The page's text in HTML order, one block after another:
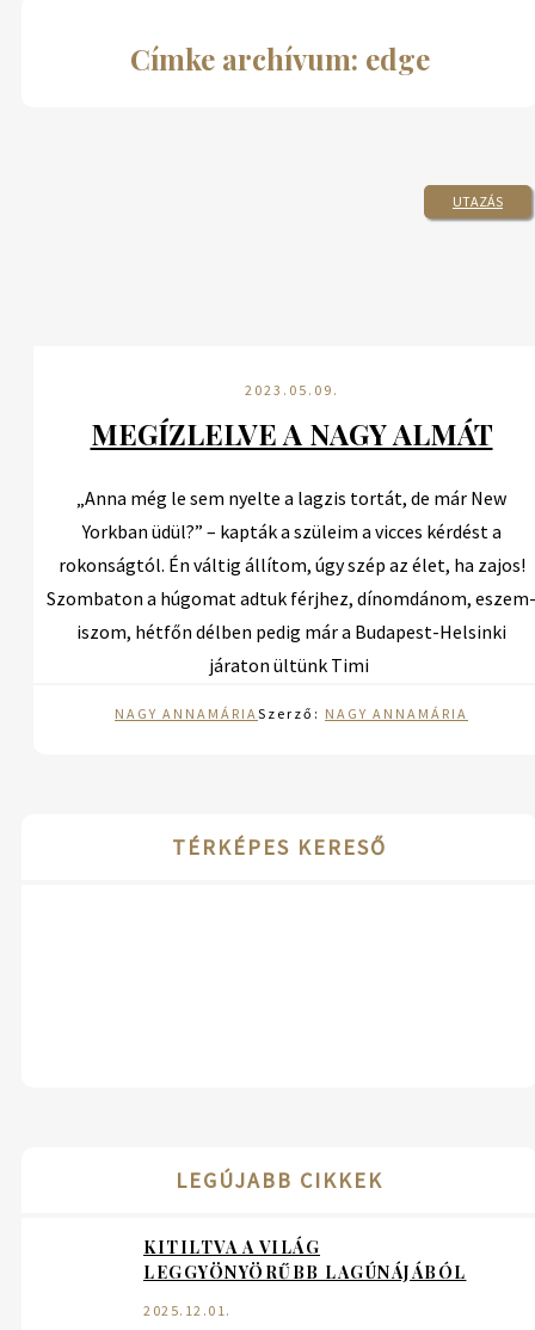
Címke archívum: edge
UTAZÁS
2023.05.09.
MEGÍZLELVE A NAGY ALMÁT
„Anna még le sem nyelte a lagzis tortát, de már New
Yorkban üdül?” – kapták a szüleim a vicces kérdést a
rokonságtól. Én váltig állítom, úgy szép az élet, ha zajos!
Szombaton a húgomat adtuk férjhez, dínomdánom, eszem-
iszom, hétfőn délben pedig már a Budapest-Helsinki
járaton ültünk Timi
NAGY ANNAMÁRIASzerző: NAGY ANNAMÁRIA
TÉRKÉPES KERESŐ
LEGÚJABB CIKKEK
KITILTVA A VILÁG
LEGGYÖNYÖRŰBB LAGÚNÁJÁBÓL
2025.12.01.